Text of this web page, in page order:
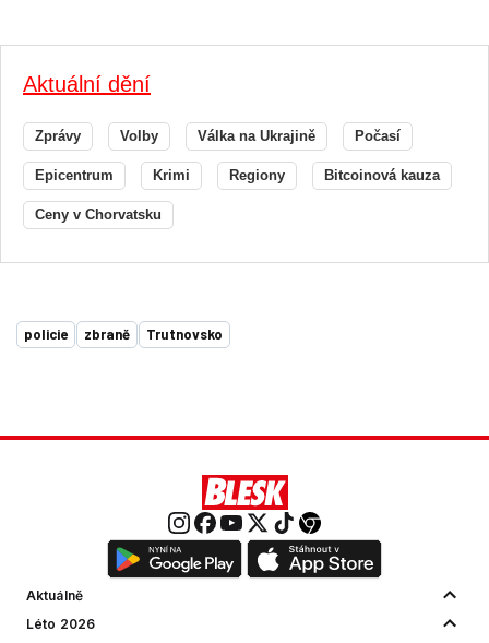
Aktuální dění
Zprávy Volby Válka na Ukrajině Počasí
Epicentrum Krimi Regiony Bitcoinová kauza
Ceny v Chorvatsku
policie zbraně Trutnovsko
Aktuálně
Léto 2026